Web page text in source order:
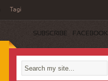
Tagi
SUBSCRIBE FACEBOOK